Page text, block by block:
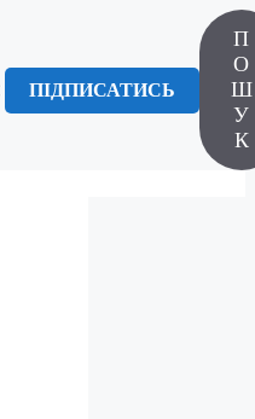
ПІДПИСАТИСЬ
П
О
Ш
У
К